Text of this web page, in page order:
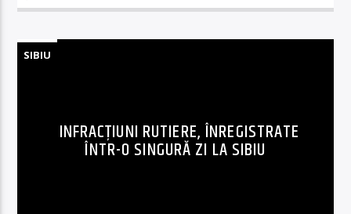
SIBIU
INFRACŢIUNI RUTIERE, ÎNREGISTRATE
ÎNTR-O SINGURĂ ZI LA SIBIU